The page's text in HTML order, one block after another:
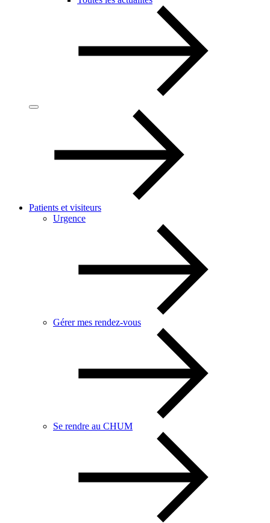
Patients et visiteurs
Urgence
Gérer mes rendez-vous
Se rendre au CHUM